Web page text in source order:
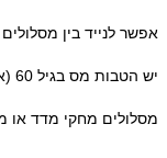
אפשר לנייד בין
יש הטבות מס בגיל 60 (אבל שמדובר בחיסכון לילד זה פחות רלוונטי).
מסלולים מחקי מדד או